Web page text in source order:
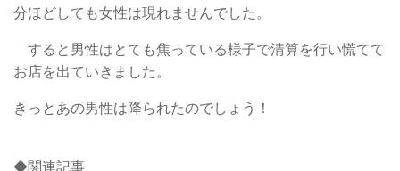
分ほどしても女性は現れませんでした。
すると男性はとても焦っている様子で清算を行い慌てて
お店を出ていきました。
きっとあの男性は降られたのでしょう！
◆関連記事